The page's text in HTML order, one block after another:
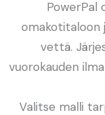
PowerPal
omakotitaloon
vettä.
vuorokauden
Valitse malli